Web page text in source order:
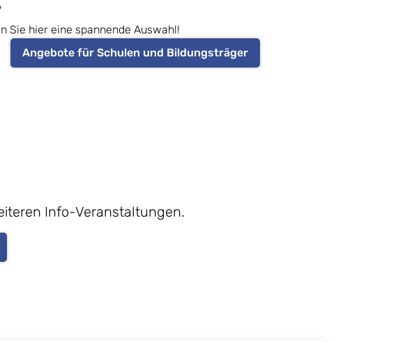
Sie hier eine spannende Auswahl!
Angebote für Schulen und Bildungsträger
Info-Veranstaltungen.